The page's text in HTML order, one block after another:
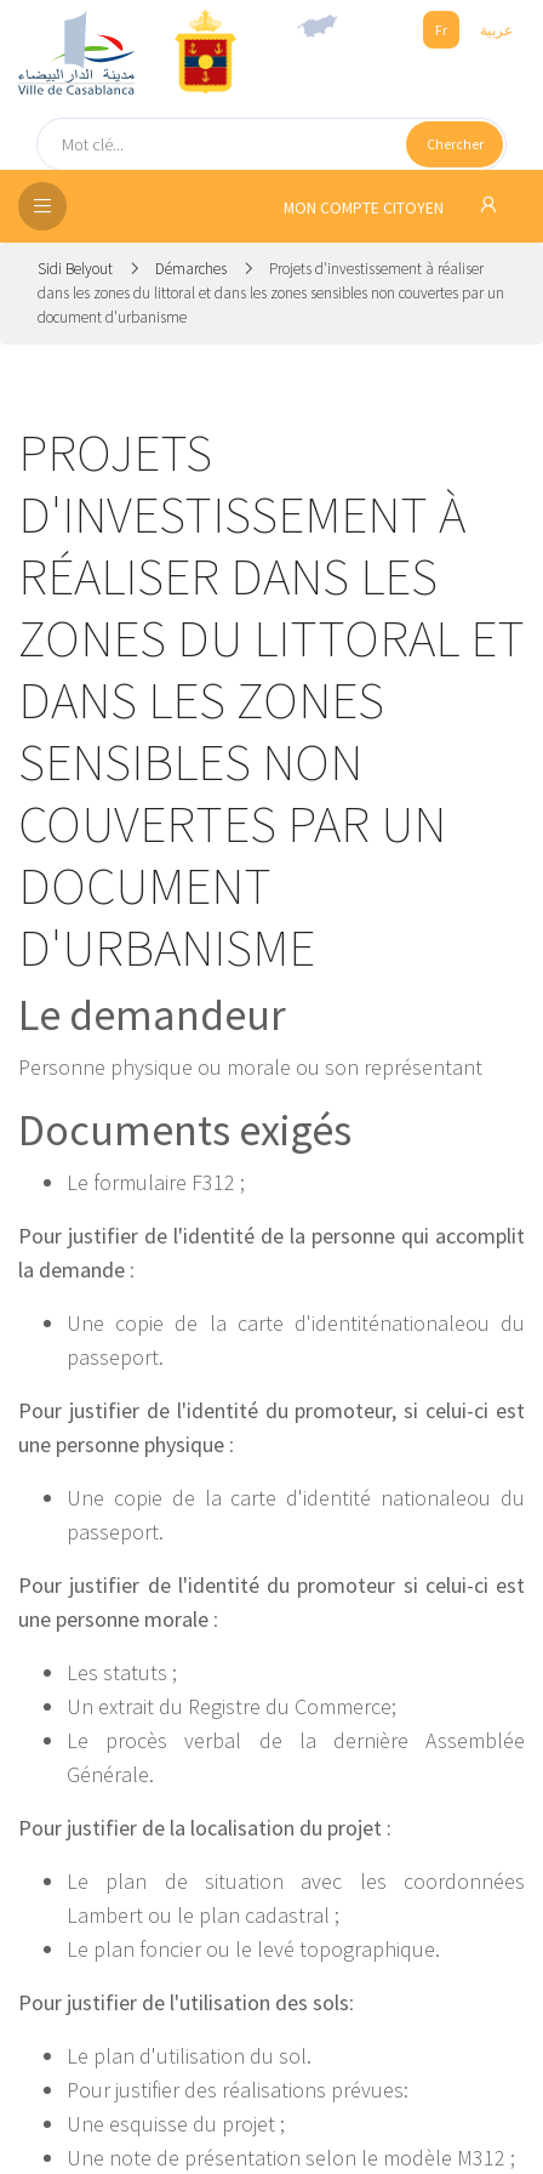
Fr عربية
Chercher
MON COMPTE CITOYEN
Sidi Belyout Démarches
Projets d'investissement à réaliser
dans les zones du littoral et dans les zones sensibles non couvertes par un
document d'urbanisme
PROJETS
D'INVESTISSEMENT À
RÉALISER DANS LES
ZONES DU LITTORAL ET
DANS LES ZONES
SENSIBLES NON
COUVERTES PAR UN
DOCUMENT
D'URBANISME
Le demandeur
Personne physique ou morale ou son représentant
Documents exigés
Le formulaire F312 ;
Pour justifier de l'identité de la personne qui accomplit
la demande :
Une copie de la carte d'identiténationaleou du
passeport.
Pour justifier de l'identité du promoteur, si celui-ci est
une personne physique :
Une copie de la carte d'identité nationaleou du
passeport.
Pour justifier de l'identité du promoteur si celui-ci est
une personne morale :
Les statuts ;
Un extrait du Registre du Commerce;
Le procès verbal de la dernière Assemblée
Générale.
Pour justifier de la localisation du projet :
Le plan de situation avec les coordonnées
Lambert ou le plan cadastral ;
Le plan foncier ou le levé topographique.
Pour justifier de l'utilisation des sols:
Le plan d'utilisation du sol.
Pour justifier des réalisations prévues:
Une esquisse du projet ;
Une note de présentation selon le modèle M312 ;